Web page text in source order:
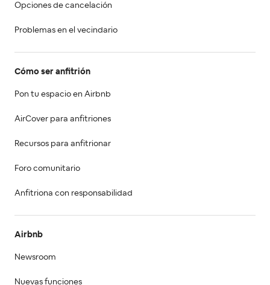
Opciones de cancelación
Problemas en el vecindario
Cómo ser anfitrión
Pon tu espacio en Airbnb
AirCover para anfitriones
Recursos para anfitrionar
Foro comunitario
Anfitriona con responsabilidad
Airbnb
Newsroom
Nuevas funciones